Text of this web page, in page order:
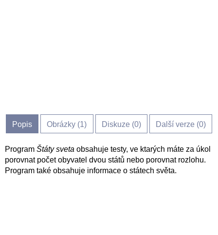
Popis Obrázky (1) Diskuze (0) Další verze (0)
Program Štáty sveta obsahuje testy, ve ktarých máte za úkol
porovnat počet obyvatel dvou států nebo porovnat rozlohu.
Program také obsahuje informace o státech světa.